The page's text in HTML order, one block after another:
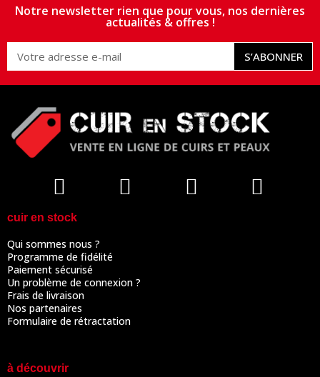
Notre newsletter rien que pour vous, nos dernières
actualités & offres !
S’ABONNER
cuir en stock
Qui sommes nous ?
Programme de fidélité
Paiement sécurisé
Un problème de connexion ?
Frais de livraison
Nos partenaires
Formulaire de rétractation
à découvrir